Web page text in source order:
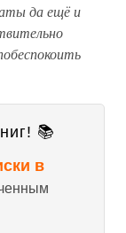
да ещё и
📚
в